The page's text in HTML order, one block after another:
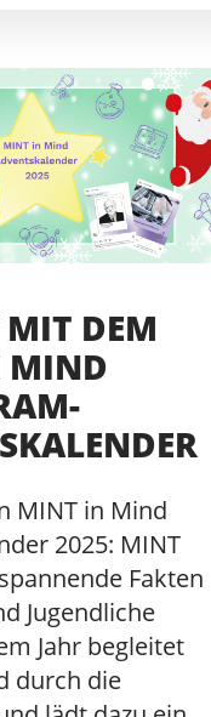
DEM
MIND
MINT in Mind
2025: MINT
Fakten
Jugendliche
Jahr begleitet
durch die